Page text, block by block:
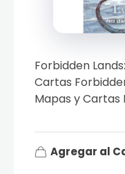
Forbidden
Cartas
Mapas y Cartas
Agregar al